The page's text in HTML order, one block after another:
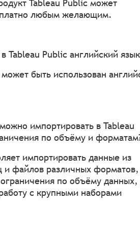
Tableau Public может
любым желающим.
Tableau Public английский
быть использован
импортировать в Tableau
по объёму и
импортировать данные из
и файлов различных форматов,
по объёму данных,
с крупными наборами